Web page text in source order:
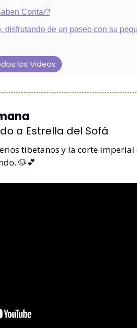
Contar?
disfrutando de un paseo con su
los Videos
a Estrella del Sofá
tibetanos y la corte imperial
🐶💕